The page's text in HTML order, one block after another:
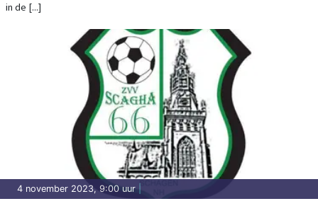
in de [...]
4 november 2023, 9:00 uur